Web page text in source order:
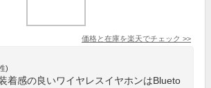
価格と在庫を楽天でチェック >>
)
着感の良いワイヤレスイヤホンはBlueto